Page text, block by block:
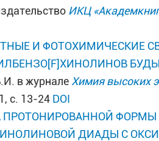
ИКЦ
И ФОТОХИМИЧЕСКИЕ
в журнале Химия высоких
с. 13-24 DOI
ПРОТОНИРОВАННОЙ
ДИАДЫ С